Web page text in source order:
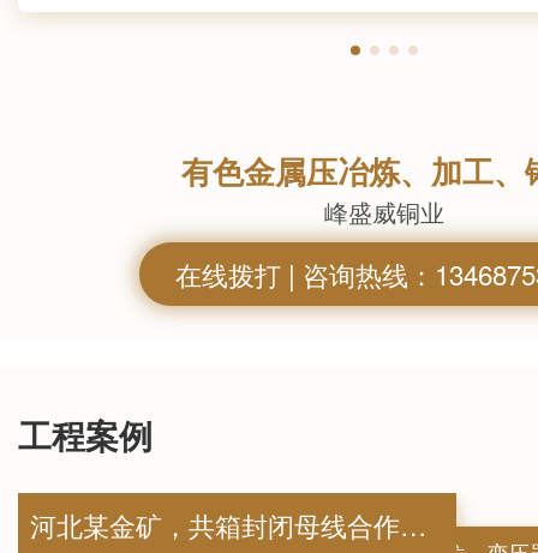
有色金属压冶炼、加工、
峰盛威铜业
在线拨打 | 咨询热线：
工程案例
河北某金矿，共箱封闭母线合作案例